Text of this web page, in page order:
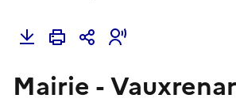
Mairie -